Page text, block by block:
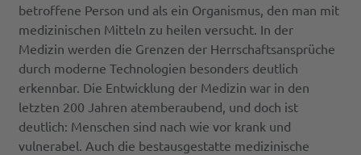
betroffene Person und als ein Organismus, den man mit
medizinischen Mitteln zu heilen versucht. In der
Medizin werden die Grenzen der Herrschaftsansprüche
durch moderne Technologien besonders deutlich
erkennbar. Die Entwicklung der Medizin war in den
letzten 200 Jahren atemberaubend, und doch ist
deutlich: Menschen sind nach wie vor krank und
vulnerabel. Auch die bestausgestatte medizinische